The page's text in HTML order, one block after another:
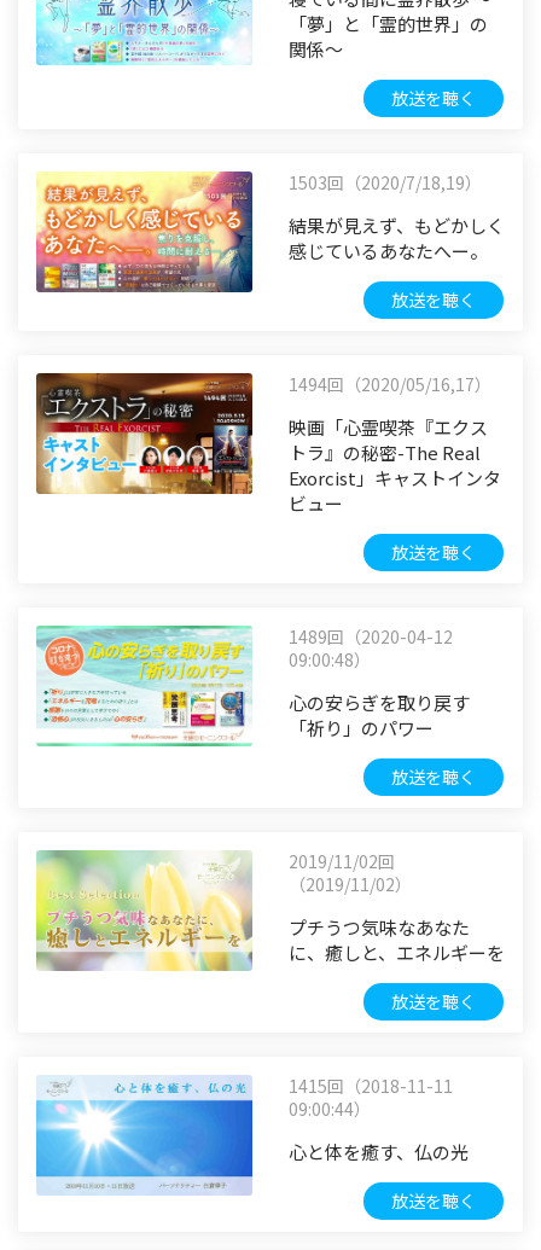
「夢」と「霊的世界」の
関係～
放送を聴く
1503回（2020/7/18,19）
結果が見えず、もどかしく
感じているあなたへー。
放送を聴く
1494回（2020/05/16,17）
映画「心霊喫茶『エクス
トラ』の秘密-The Real
Exorcist」キャストインタ
ビュー
放送を聴く
1489回（2020-04-12
09:00:48）
心の安らぎを取り戻す
「祈り」のパワー
放送を聴く
2019/11/02回
（2019/11/02）
プチうつ気味なあなた
に、癒しと、エネルギーを
放送を聴く
1415回（2018-11-11
09:00:44）
心と体を癒す、仏の光
放送を聴く